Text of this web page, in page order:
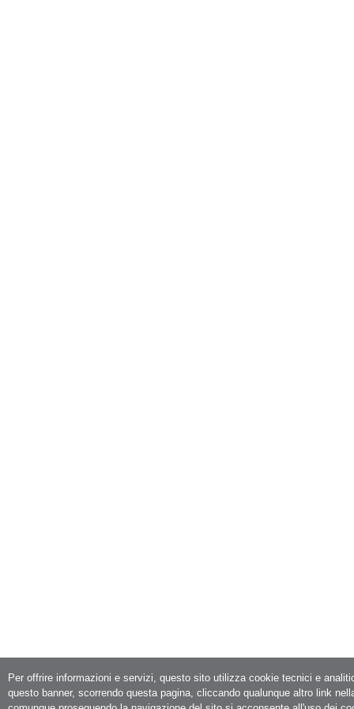
Per offrire informazioni e servizi, questo sito utilizza cookie tecnici e
questo banner, scorrendo questa pagina, cliccando qualunque altro link